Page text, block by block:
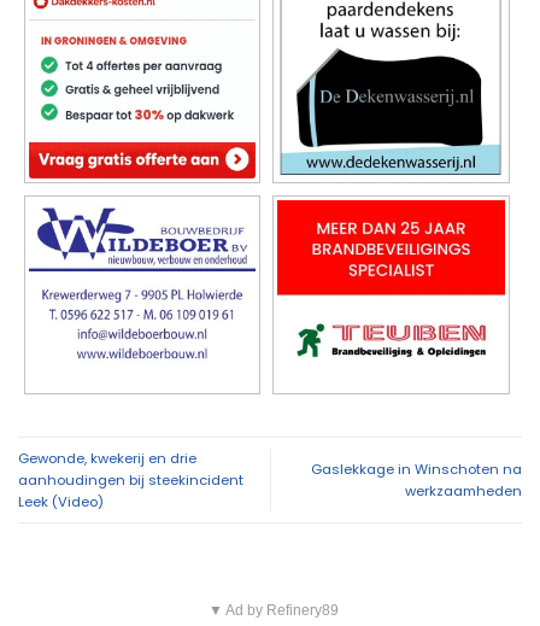
Gewonde, kwekerij en drie
aanhoudingen bij steekincident
Leek (Video)
Gaslekkage in Winschoten na
werkzaamheden
▼ Ad by Refinery89